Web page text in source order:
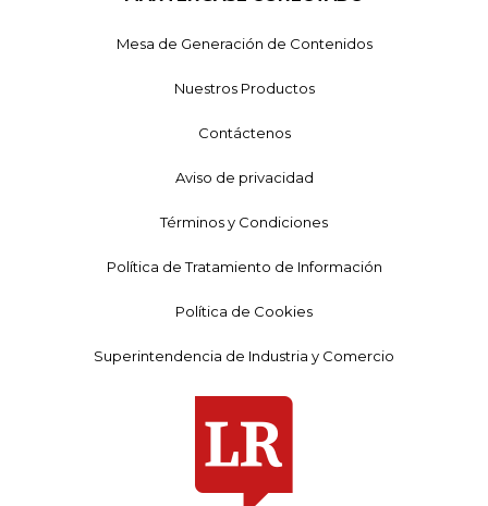
Mesa de Generación de Contenidos
Nuestros Productos
Contáctenos
Aviso de privacidad
Términos y Condiciones
Política de Tratamiento de Información
Política de Cookies
Superintendencia de Industria y Comercio